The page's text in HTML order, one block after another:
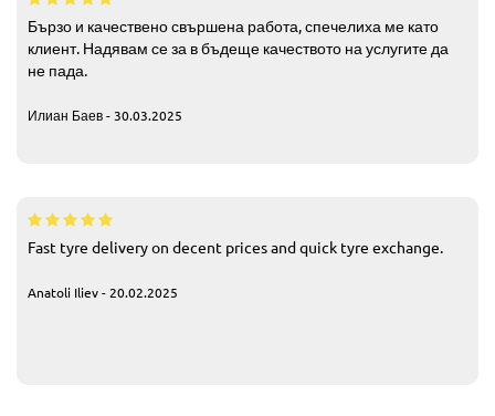
Бързо и качествено свършена работа, спечелиха ме като
клиент. Надявам се за в бъдеще качеството на услугите да
не пада.
Илиан Баев - 30.03.2025
Fast tyre delivery on decent prices and quick tyre exchange.
Anatoli Iliev - 20.02.2025